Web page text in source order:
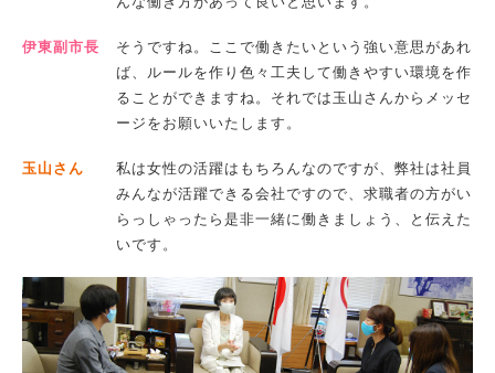
伊東副市長
そうですね。ここで働きたいという強い意思があれ
ば、ルールを作り色々工夫して働きやすい環境を作
ることができますね。それでは玉山さんからメッセ
ージをお願いいたします。
玉山さん
私は女性の活躍はもちろんなのですが、弊社は社員
みんなが活躍できる会社ですので、求職者の方がい
らっしゃったら是非一緒に働きましょう、と伝えた
いです。